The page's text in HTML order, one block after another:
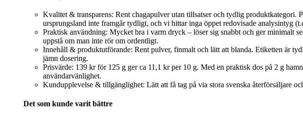
Kvalitet & transparens: Rent chagapulver utan tillsatser och tydlig
ursprungsland inte framgår tydligt, och vi hittar inga öppet redovisade analysintyg
Praktisk användning: Mycket bra i varm dryck – löser sig snabbt och ger minimalt
uppstå om man inte rör om ordentligt.
Innehåll & produktutförande: Rent pulver, finmalt och lätt att blanda. Etiketten är
jämn dosering.
Prisvärde: 139 kr för 125 g ger ca 11,1 kr per 10 g. Med en praktisk dos på 2 g
användarvänlighet.
Kundupplevelse & tillgänglighet: Lätt att få tag på via stora svenska återförsäljare
Det som kunde varit bättre